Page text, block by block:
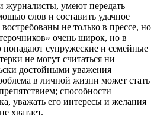
журналисты, умеют передать
слов и составить удачное
не только в прессе, но
очень широк, но в
попадают супружеские и семейные
не могут считаться ни
достойными уважения
в личной жизни может стать
способности
уважать его интересы и желания
хватает.